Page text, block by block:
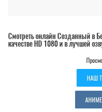
Смотреть онлайн Созданный в
качестве HD 1080 и в лучшей
НАШ